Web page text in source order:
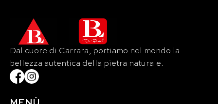
Dal cuore di Carrara, portiamo nel mondo la
bellezza autentica della pietra naturale.